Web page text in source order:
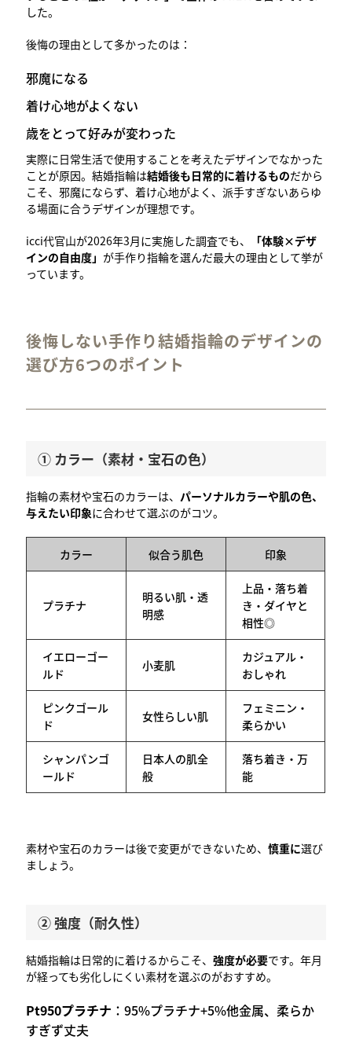
した。
後悔の理由として多かったのは：
邪魔になる
着け心地がよくない
歳をとって好みが変わった
実際に日常生活で使用することを考えたデザインでなかった
ことが原因。結婚指輪は結婚後も日常的に着けるものだから
こそ、邪魔にならず、着け心地がよく、派手すぎないあらゆ
る場面に合うデザインが理想です。
icci代官山が2026年3月に実施した調査でも、
「体験×デザ
インの自由度」 が手作り指輪を選んだ最大の理由として挙が
っています。
後悔しない手作り結婚指輪のデザインの
選び方6つのポイント
① カラー（素材・宝石の色）
指輪の素材や宝石のカラーは、パーソナルカラーや肌の色、
与えたい印象に合わせて選ぶのがコツ。
カラー 似合う肌色 印象
プラチナ
明るい肌・透
明感
上品・落ち着
き・ダイヤと
相性◎
イエローゴー
ルド
小麦肌
カジュアル・
おしゃれ
ピンクゴール
ド
女性らしい肌
フェミニン・
柔らかい
シャンパンゴ
ールド
日本人の肌全
般
落ち着き・万
能
素材や宝石のカラーは後で変更ができないため、慎重に選び
ましょう。
② 強度（耐久性）
結婚指輪は日常的に着けるからこそ、強度が必要です。年月
が経っても劣化しにくい素材を選ぶのがおすすめ。
Pt950プラチナ ：95%プラチナ+5%他金属、柔らか
すぎず丈夫